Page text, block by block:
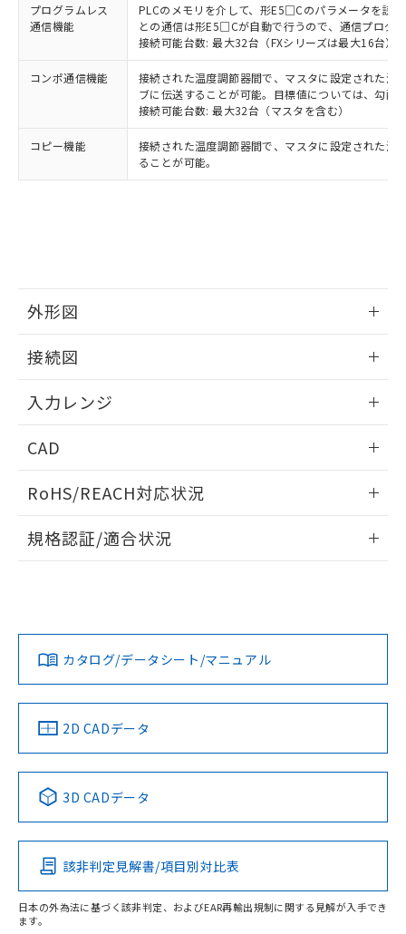
プログラムレス
通信機能
PLCのメモリを介して、形E5□Cのパラメータを読
との通信は形E5□Cが自動で行うので、通信プログ
接続可能台数: 最大32台（FXシリーズは最大16台）
コンポ通信機能
接続された温度調節器間で、マスタに設定された温
ブに伝送することが可能。目標値については、勾配
接続可能台数: 最大32台（マスタを含む）
コピー機能
接続された温度調節器間で、マスタに設定された温
ることが可能。
外形図
接続図
入力レンジ
CAD
ドすることができます。
ログイン/会員登録
ダウンロードデータをご利用いただく前に、以下を必ずお読
みください。
ソフトウェアの使用条件
RoHS/REACH対応状況
EU RoHS 注意事項・凡例
対応済み
中国 RoHS 注意事項・凡例
Pb Hg Cd Cr(VI)
O
規格認証/適合状況
LR型式承認
（イギリス
船舶規格）
DNV型式承認
（ノルウェー
BV型式承認
（フランス
KR型式
（韓国
Yes No No No
この製品の規格認証/適合状況ページへ
その他の認証はこちらのページからご検索ください
カタログ/データシート/マニュアル
2D CADデータ
3D CADデータ
該非判定見解書/項目別対比表
日本の外為法に基づく該非判定、およびEAR再輸出規制に関する見解が入手でき
ます。